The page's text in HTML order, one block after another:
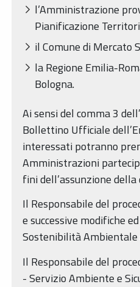
l’Amministrazione
Pianificazione
il Comune di Mercato
la Regione Emilia-
Bologna.
Ai sensi del comma 3
Bollettino Ufficiale
interessati potranno
Amministrazioni
fini dell’assunzione
Il Responsabile del
e successive modifiche
Sostenibilità Ambientale
Il Responsabile del
- Servizio Ambiente e